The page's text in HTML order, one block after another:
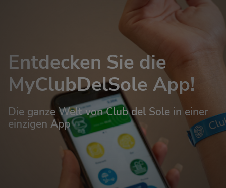
Entdecken Sie die
MyClubDelSole App!
Die ganze Welt von Club del Sole in einer
einzigen App